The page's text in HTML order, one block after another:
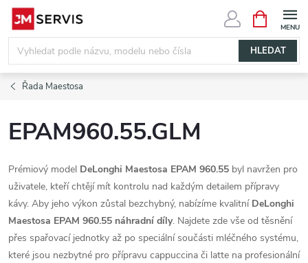
Přejít
obsah
HLEDAT
NÁKUPNÍ
KOŠÍK
Řada Maestosa
EPAM960.55.GLM
Prémiový model DeLonghi Maestosa EPAM 960.55 byl navržen pro
uživatele, kteří chtějí mít kontrolu nad každým detailem přípravy
kávy. Aby jeho výkon zůstal bezchybný, nabízíme kvalitní DeLonghi
Maestosa EPAM 960.55 náhradní díly. Najdete zde vše od těsnění
přes spařovací jednotky až po speciální součásti mléčného systému,
které jsou nezbytné pro přípravu cappuccina či latte na profesionální